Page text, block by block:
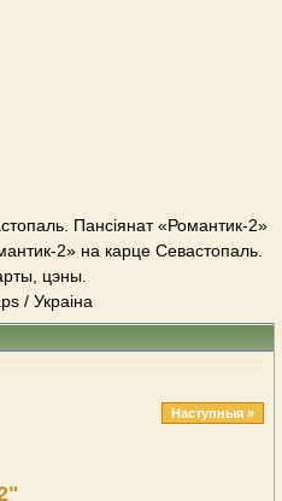
Пансіянат «Романтик-2»
2» на карце Севастопаль.
цэны.
/ Украіна
Наступныя »